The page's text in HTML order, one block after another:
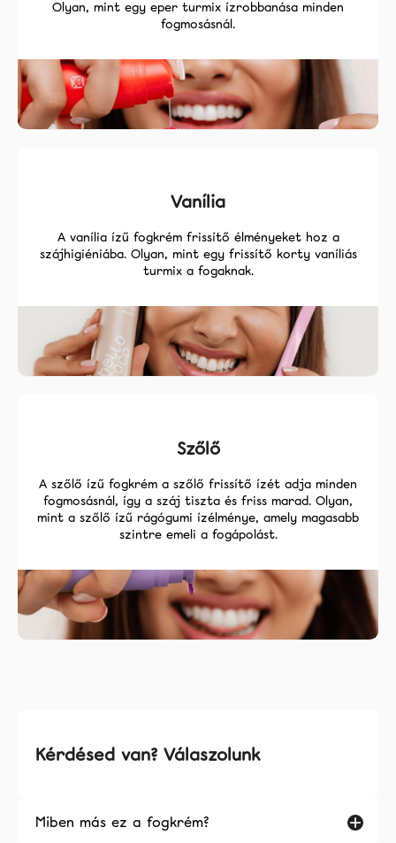
Olyan, mint egy eper turmix ízrobbanása minden
fogmosásnál.
Vanília
A vanília ízű fogkrém frissítő élményeket hoz a
szájhigiéniába. Olyan, mint egy frissítő korty vaníliás
turmix a fogaknak.
Szőlő
A szőlő ízű fogkrém a szőlő frissítő ízét adja minden
fogmosásnál, így a száj tiszta és friss marad. Olyan,
mint a szőlő ízű rágógumi ízélménye, amely magasabb
szintre emeli a fogápolást.
Kérdésed van? Válaszolunk
Miben más ez a fogkrém?